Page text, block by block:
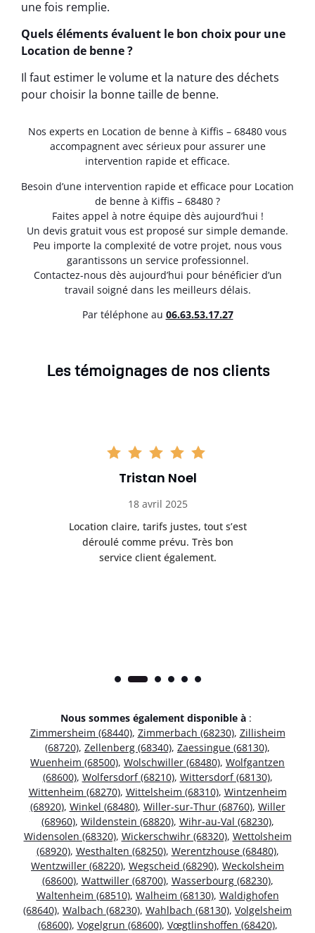
une fois remplie.
Quels éléments évaluent le bon choix pour une
Location de benne ?
Il faut estimer le volume et la nature des déchets
pour choisir la bonne taille de benne.
Nos experts en Location de benne à Kiffis – 68480 vous
accompagnent avec sérieux pour assurer une
intervention rapide et efficace.
Besoin d’une intervention rapide et efficace pour Location
de benne à Kiffis – 68480 ?
Faites appel à notre équipe dès aujourd’hui !
Un devis gratuit vous est proposé sur simple demande.
Peu importe la complexité de votre projet, nous vous
garantissons un service professionnel.
Contactez-nous dès aujourd’hui pour bénéficier d’un
travail soigné dans les meilleurs délais.
Par téléphone au 06.63.53.17.27
Les témoignages de nos clients
Tristan Noel
18 avril 2025
Location claire, tarifs justes, tout s’est
déroulé comme prévu. Très bon
service client également.
Nous sommes également disponible à :
Zimmersheim (68440), Zimmerbach (68230), Zillisheim
(68720), Zellenberg (68340), Zaessingue (68130),
Wuenheim (68500), Wolschwiller (68480), Wolfgantzen
(68600), Wolfersdorf (68210), Wittersdorf (68130),
Wittenheim (68270), Wittelsheim (68310), Wintzenheim
(68920), Winkel (68480), Willer-sur-Thur (68760), Willer
(68960), Wildenstein (68820), Wihr-au-Val (68230),
Widensolen (68320), Wickerschwihr (68320), Wettolsheim
(68920), Westhalten (68250), Werentzhouse (68480),
Wentzwiller (68220), Wegscheid (68290), Weckolsheim
(68600), Wattwiller (68700), Wasserbourg (68230),
Waltenheim (68510), Walheim (68130), Waldighofen
(68640), Walbach (68230), Wahlbach (68130), Volgelsheim
(68600), Vogelgrun (68600), Vœgtlinshoffen (68420),